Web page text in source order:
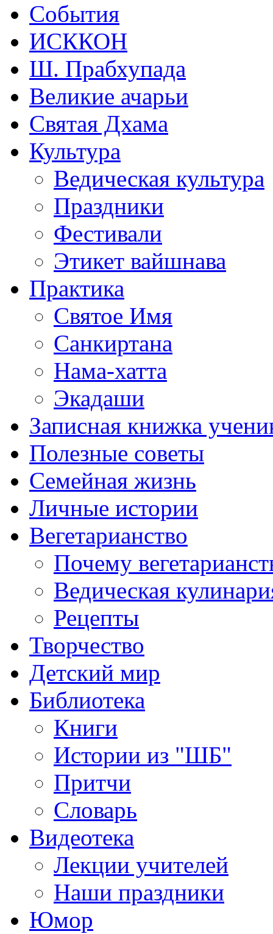
События
ИСККОН
Ш. Прабхупада
Великие ачарьи
Святая Дхама
Культура
Ведическая культура
Праздники
Фестивали
Этикет вайшнава
Практика
Святое Имя
Санкиртана
Нама-хатта
Экадаши
Записная книжка
Полезные советы
Семейная жизнь
Личные истории
Вегетарианство
Почему
Ведическая
Рецепты
Творчество
Детский мир
Библиотека
Книги
Истории из "ШБ"
Притчи
Словарь
Видеотека
Лекции учителей
Наши праздники
Юмор